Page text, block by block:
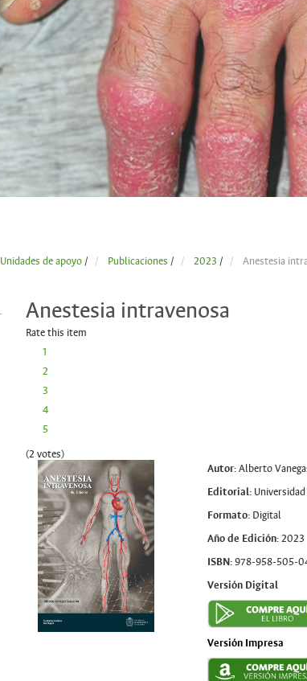
Unidades de apoyo / Publicaciones / 2023 / Anestesia
Anestesia intravenosa
Rate this item
1
2
3
4
5
(2 votes)
Autor:Alberto
Editorial:
Formato:Digital
Año de Edición:2023
ISBN:978-958-505-
Versión Digital
Versión Impresa